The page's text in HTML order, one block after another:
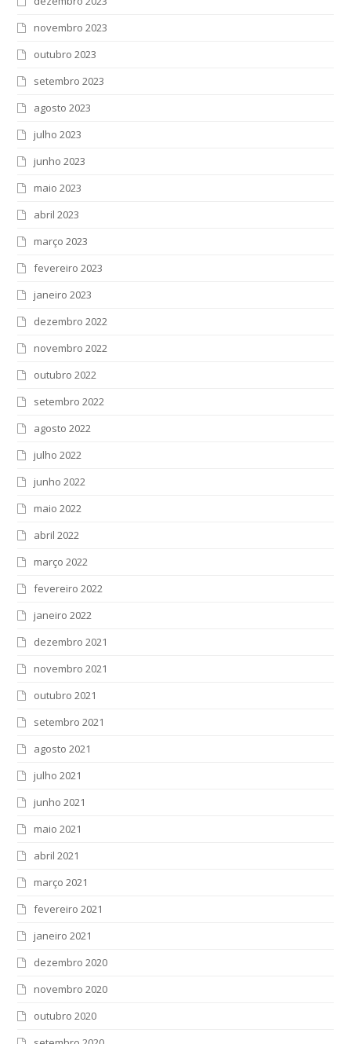
novembro 2023
outubro 2023
setembro 2023
agosto 2023
julho 2023
junho 2023
maio 2023
abril 2023
março 2023
fevereiro 2023
janeiro 2023
dezembro 2022
novembro 2022
outubro 2022
setembro 2022
agosto 2022
julho 2022
junho 2022
maio 2022
abril 2022
março 2022
fevereiro 2022
janeiro 2022
dezembro 2021
novembro 2021
outubro 2021
setembro 2021
agosto 2021
julho 2021
junho 2021
maio 2021
abril 2021
março 2021
fevereiro 2021
janeiro 2021
dezembro 2020
novembro 2020
outubro 2020